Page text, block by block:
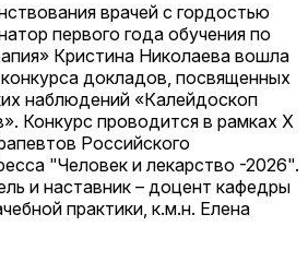
врачей с гордостью
первого года обучения по
Кристина Николаева вошла
докладов, посвященных
наблюдений «Калейдоскоп
Конкурс проводится в рамках Х
Российского
"Человек и лекарство -2026".
и наставник – доцент кафедры
практики, к.м.н. Елена